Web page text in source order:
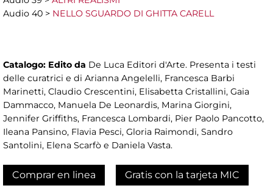
Audio 40 > NELLO SGUARDO DI GHITTA CARELL
Catalogo: Edito da De Luca Editori d'Arte. Presenta i testi
delle curatrici e di Arianna Angelelli, Francesca Barbi
Marinetti, Claudio Crescentini, Elisabetta Cristallini, Gaia
Dammacco, Manuela De Leonardis, Marina Giorgini,
Jennifer Griffiths, Francesca Lombardi, Pier Paolo Pancotto,
Ileana Pansino, Flavia Pesci, Gloria Raimondi, Sandro
Santolini, Elena Scarfò e Daniela Vasta.
Comprar en linea Gratis con la tarjeta MIC